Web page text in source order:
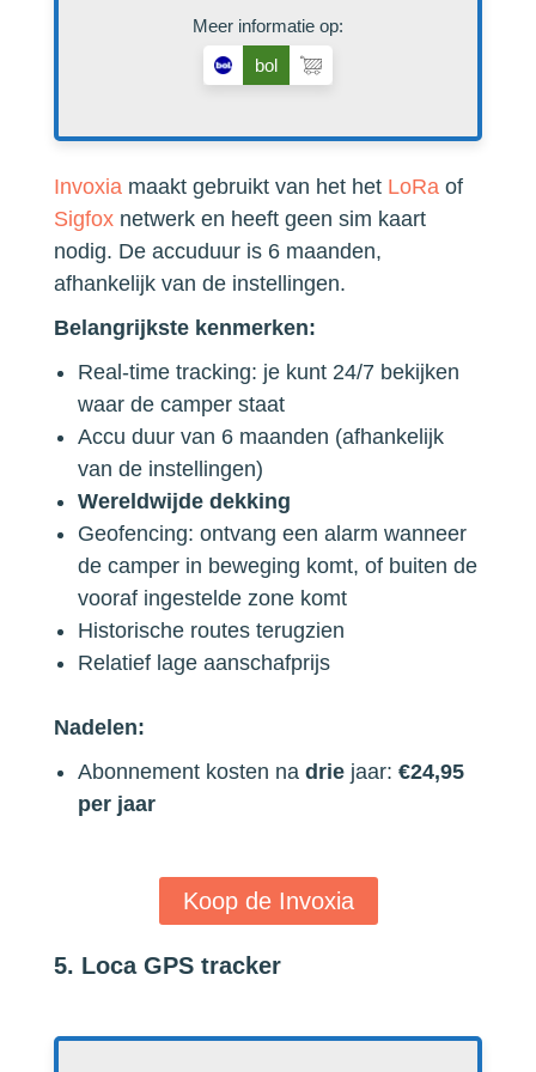
Meer informatie op:
bol
Invoxiamaakt gebruikt van het het LoRaof
Sigfoxnetwerk en heeft geen sim kaart
nodig. De accuduur is 6 maanden,
afhankelijk van de instellingen.
Belangrijkste kenmerken:
Real-time tracking: je kunt 24/7 bekijken
waar de camper staat
Accu duur van 6 maanden (afhankelijk
van de instellingen)
Wereldwijde dekking
Geofencing: ontvang een alarm wanneer
de camper in beweging komt, of buiten de
vooraf ingestelde zone komt
Historische routes terugzien
Relatief lage aanschafprijs
Nadelen:
Abonnement kosten na driejaar: €24,95
per jaar
Koop de Invoxia
5. Loca GPS tracker